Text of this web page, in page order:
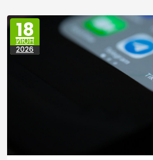
18
ИЮН
2026